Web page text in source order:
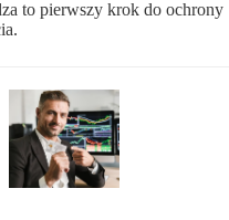
to pierwszy krok do ochrony